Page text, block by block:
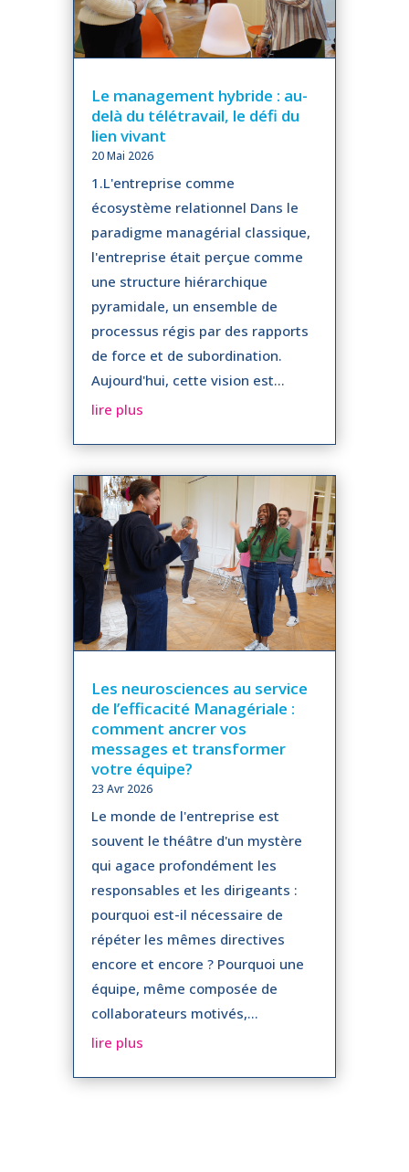
Le management hybride : au-
delà du télétravail, le défi du
lien vivant
20 Mai 2026
1.L'entreprise comme
écosystème relationnel Dans le
paradigme managérial classique,
l'entreprise était perçue comme
une structure hiérarchique
pyramidale, un ensemble de
processus régis par des rapports
de force et de subordination.
Aujourd'hui, cette vision est...
lire plus
Les neurosciences au service
de l’efficacité Managériale :
comment ancrer vos
messages et transformer
votre équipe?
23 Avr 2026
Le monde de l'entreprise est
souvent le théâtre d'un mystère
qui agace profondément les
responsables et les dirigeants :
pourquoi est-il nécessaire de
répéter les mêmes directives
encore et encore ? Pourquoi une
équipe, même composée de
collaborateurs motivés,...
lire plus